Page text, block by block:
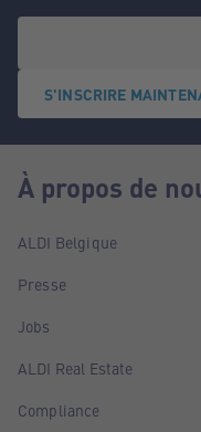
S'INSCRIRE
À propos de
ALDI Belgique
Presse
Jobs
ALDI Real Estate
Compliance